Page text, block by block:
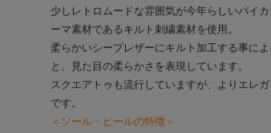
少しレトロムードな雰囲気が今年らしいバイ
ーマ素材であるキルト刺繍素材を使用。
柔らかいシープレザーにキルト加工する事に
と、見た目の柔らかさを表現しています。
スクエアトゥも流行していますが、よりエレ
です。
＜ソール・ヒールの特徴＞